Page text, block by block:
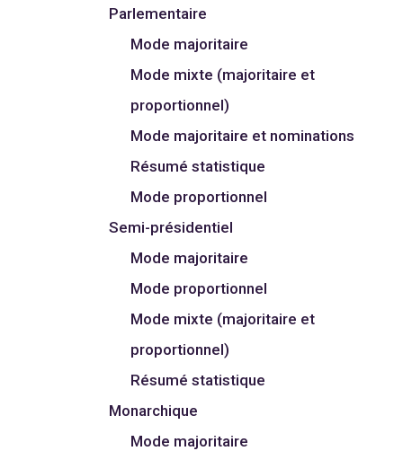
Parlementaire
Mode majoritaire
Mode mixte (majoritaire et
proportionnel)
Mode majoritaire et nominations
Résumé statistique
Mode proportionnel
Semi-présidentiel
Mode majoritaire
Mode proportionnel
Mode mixte (majoritaire et
proportionnel)
Résumé statistique
Monarchique
Mode majoritaire